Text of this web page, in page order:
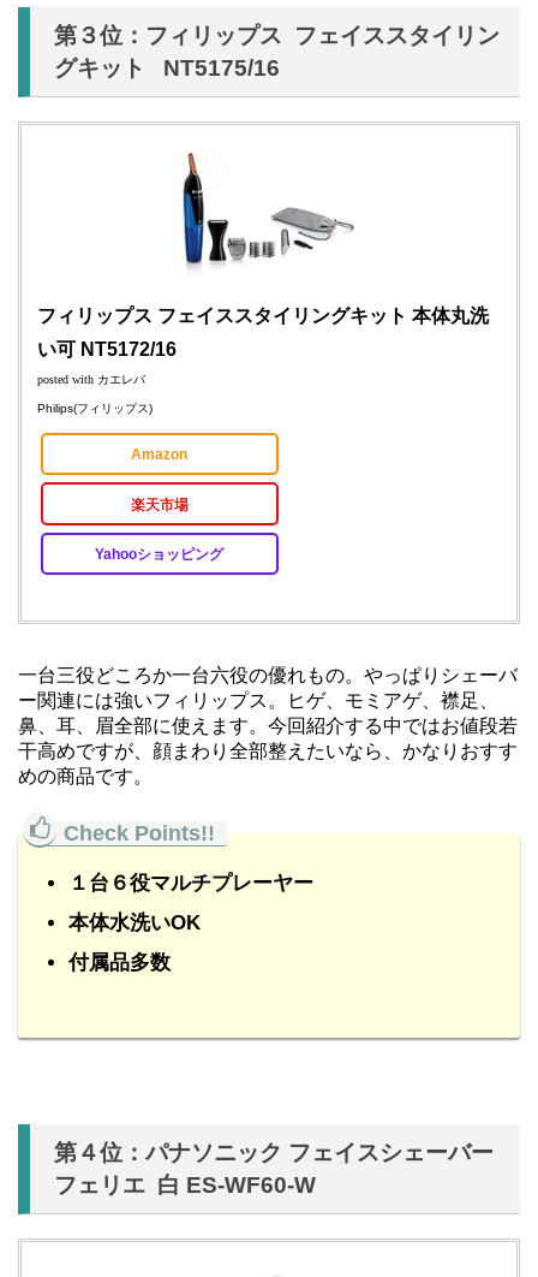
第３位：フィリップス フェイススタイリン
グキット NT5175/16
フィリップス フェイススタイリングキット 本体丸洗
い可 NT5172/16
posted with カエレバ
Philips(フィリップス)
Amazon
楽天市場
Yahooショッピング
一台三役どころか一台六役の優れもの。やっぱりシェーバ
ー関連には強いフィリップス。ヒゲ、モミアゲ、襟足、
鼻、耳、眉全部に使えます。今回紹介する中ではお値段若
干高めですが、顔まわり全部整えたいなら、かなりおすす
めの商品です。
１台６役マルチプレーヤー
本体水洗いOK
付属品多数
第４位：パナソニック フェイスシェーバー
フェリエ 白 ES-WF60-W